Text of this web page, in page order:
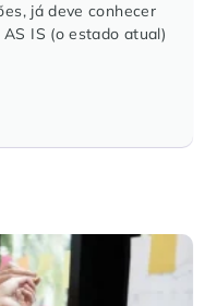
já deve conhecer
IS (o estado atual)